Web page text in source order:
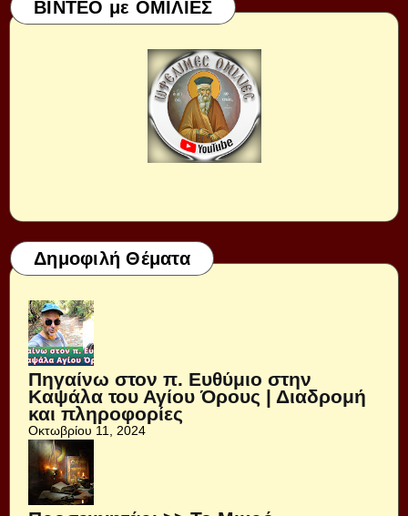
ΒΙΝΤΕΟ με ΟΜΙΛΙΕΣ
Δημοφιλή Θέματα
Πηγαίνω στον π. Ευθύμιο στην
Καψάλα του Αγίου Όρους | Διαδρομή
και πληροφορίες
Οκτωβρίου 11, 2024